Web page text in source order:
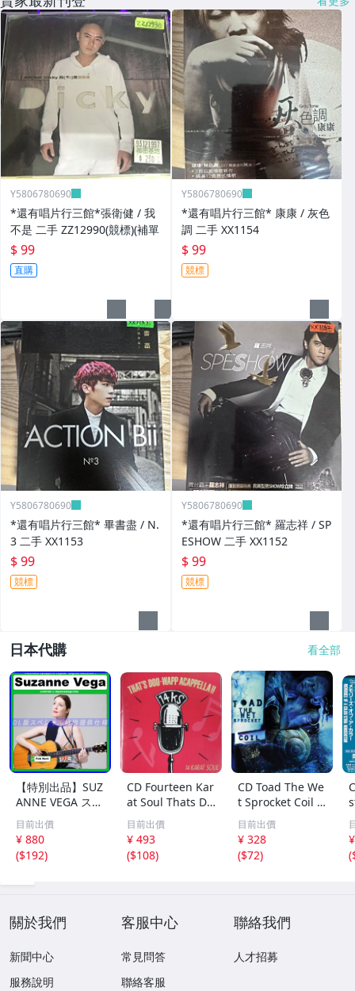
Y5806780690
*還有唱片行三館*張衛健 / 我
不是 二手 ZZ12990(競標)(補單
$ 99
直購
Y5806780690
*還有唱片行三館* 康康 / 灰色
調 二手 XX1154
$ 99
競標
Y5806780690
*還有唱片行三館* 畢書盡 / N.
3 二手 XX1153
$ 99
競標
Y5806780690
*還有唱片行三館* 羅志祥 / SP
ESHOW 二手 XX1152
$ 99
競標
日本代購 看全部
【特別出品】SUZ
ANNE VEGA スザ
ンヌ・ヴェガ 精
選集 100歌 音楽D
L(MP3CD)☆
目前出價
¥ 880
($192)
CD Fourteen Kar
at Soul Thats Do
o-Wapp Acappel
la PCCY00374 Ca
nyon Internatio
nal /00110
目前出價
¥ 493
($108)
CD Toad The We
t Sprocket Coil C
K67862 Columbi
a /00110
目前出價
¥ 328
($72)
(
關於我們
新聞中心
服務說明
客服中心
常見問答
聯絡客服
聯絡我們
人才招募